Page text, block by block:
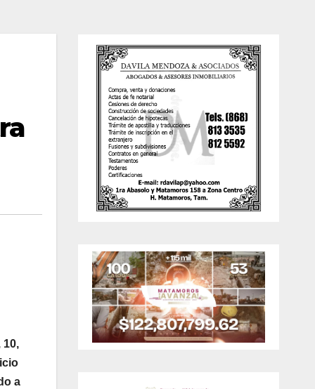
10,
a